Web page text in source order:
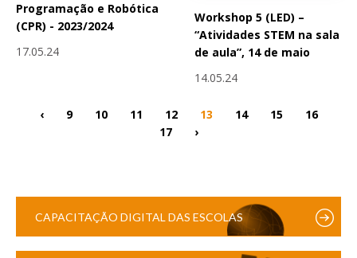
Programação e Robótica
(CPR) - 2023/2024
17.05.24
Workshop 5 (LED) –
“Atividades STEM na sala
de aula”, 14 de maio
14.05.24
‹ 9 10 11 12 13 14 15
16
17
›
CAPACITAÇÃO DIGITAL DAS ESCOLAS